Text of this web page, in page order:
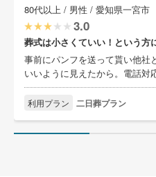
80代以上 / 男性 / 愛知県一宮市
3.0
葬式は小さくていい！という方
事前にパンフを送って貰い他社
いいように見えたから。電話対
利用プラン 二日葬プラン